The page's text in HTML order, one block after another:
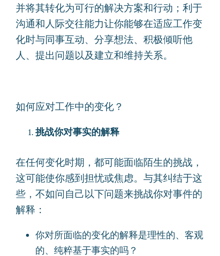
并将其转化为可行的解决方案和行动；利于
沟通和人际交往能力让你能够在适应工作变
化时与同事互动、分享想法、积极倾听他
人、提出问题以及建立和维持关系。
如何应对工作中的变化？
挑战你对事实的解释
在任何变化时期，都可能面临陌生的挑战，
这可能使你感到担忧或焦虑。与其纠结于这
些，不如问自己以下问题来挑战你对事件的
解释：
你对所面临的变化的解释是理性的、客观
的、纯粹基于事实的吗？